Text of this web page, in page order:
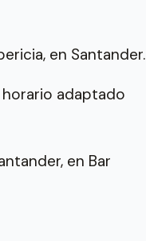
en Santander.
adaptado
en Bar